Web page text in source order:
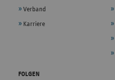
Verband
Karriere
FOLGEN